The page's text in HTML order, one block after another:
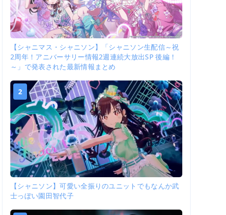
【シャニマス・シャニソン】「シャニソン生配信～祝
2周年！アニバーサリー情報2週連続大放出SP 後編！
～」で発表された最新情報まとめ
2
【シャニソン】可愛い全振りのユニットでもなんか武
士っぽい園田智代子